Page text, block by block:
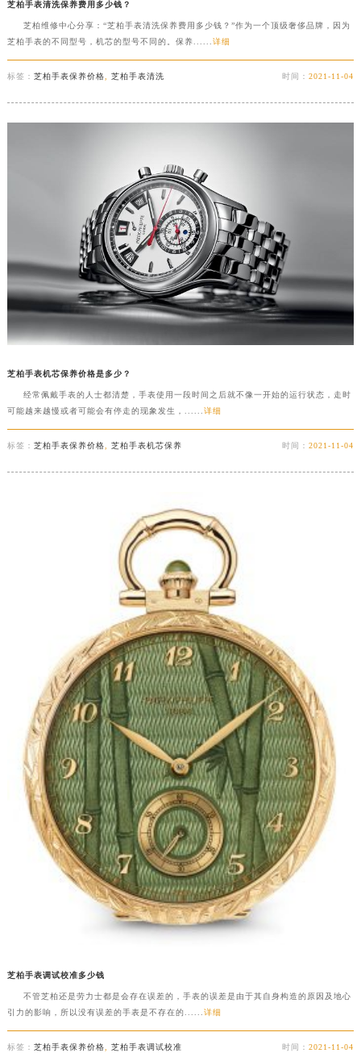
芝柏手表清洗保养费用多少钱？
芝柏维修中心分享：“芝柏手表清洗保养费用多少钱？”作为一个顶级奢侈品牌，因为
芝柏手表的不同型号，机芯的型号不同的。保养...... 详细
标签： 芝柏手表保养价格 芝柏手表清洗 时间：2021-11-04
芝柏手表机芯保养价格是多少？
经常佩戴手表的人士都清楚，手表使用一段时间之后就不像一开始的运行状态，走时
可能越来越慢或者可能会有停走的现象发生，......详细
标签： 芝柏手表保养价格, 芝柏手表机芯保养 时间：2021-11-04
芝柏手表调试校准多少钱
不管芝柏还是劳力士都是会存在误差的，手表的误差是由于其自身构造的原因及地心
引力的影响，所以没有误差的手表是不存在的......详细
标签： 芝柏手表保养价格, 芝柏手表调试校准 时间：2021-11-04